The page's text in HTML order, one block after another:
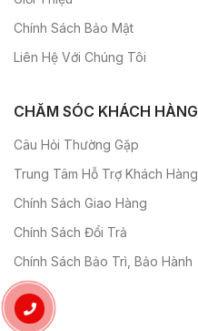
Chính Sách Bảo Mật
Liên Hệ Với Chúng Tôi
CHĂM SÓC KHÁCH HÀNG
Câu Hỏi Thường Gặp
Trung Tâm Hỗ Trợ Khách Hàng
Chính Sách Giao Hàng
Chính Sách Đổi Trả
Chính Sách Bảo Trì, Bảo Hành